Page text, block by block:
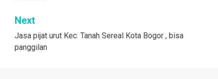
Next
Jasa pijat urut Kec. Tanah Sereal Kota Bogor , bisa
panggilan